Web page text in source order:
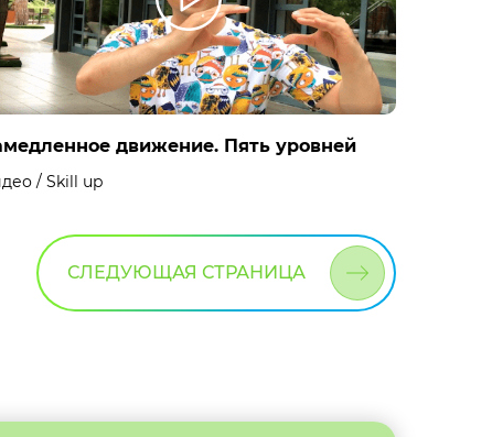
движение. Пять уровней
/ Skill up
СЛЕДУЮЩАЯ СТРАНИЦА